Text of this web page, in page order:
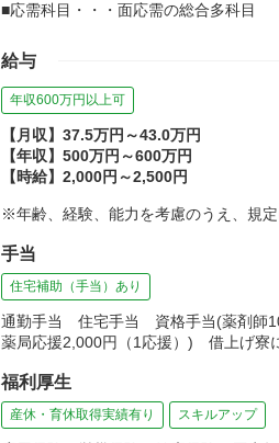
■応需科目・・・面応需の総合多科目
給与
年収600万円以上可
【月収】37.5万円～43.0万円
【年収】500万円～600万円
【時給】2,000円～2,500円
※年齢、経験、能力を考慮のうえ、規定
手当
住宅補助（手当）あり
通勤手当 住宅手当 資格手当(薬剤師
薬局応援2,000円（1応援）) 借上げ寮
福利厚生
産休・育休取得実績有り スキルアップ